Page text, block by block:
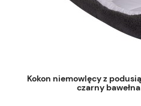
Kokon niemowlęcy z
czarny bawełna